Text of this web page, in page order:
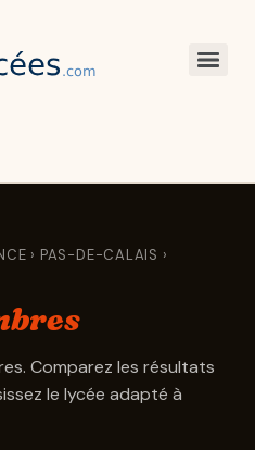
› PAS-DE-CALAIS ›
Comparez les résultats
le lycée adapté à